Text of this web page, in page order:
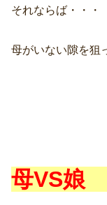
それならば・・・
母がいない隙を狙
母VS娘